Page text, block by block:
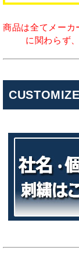
商品は全てメーカ
に関わらず